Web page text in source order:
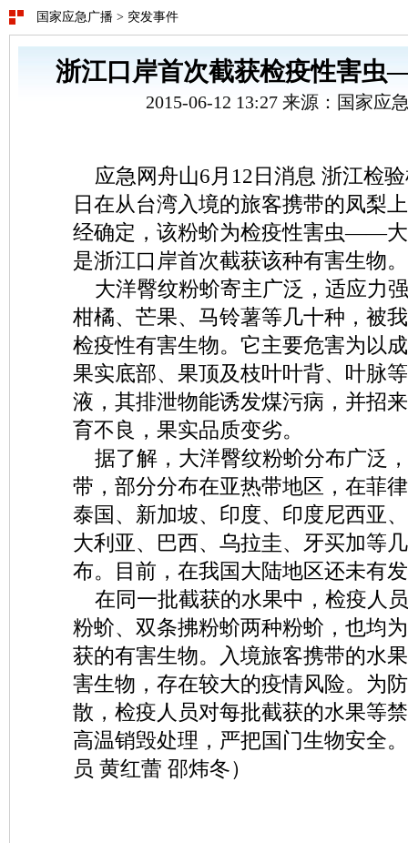
国家应急广播 > 突发事件
浙江口岸首次截获检疫性害
2015-06-12 13:27 来源：国家应
应急网舟山6月12日消息 浙江检
日在从台湾入境的旅客携带的凤梨
经确定，该粉蚧为检疫性害虫——
是浙江口岸首次截获该种有害生物。
大洋臀纹粉蚧寄主广泛，适应力
柑橘、芒果、马铃薯等几十种，被
检疫性有害生物。它主要危害为以
果实底部、果顶及枝叶叶背、叶脉
液，其排泄物能诱发煤污病，并招
育不良，果实品质变劣。
据了解，大洋臀纹粉蚧分布广泛
带，部分分布在亚热带地区，在菲
泰国、新加坡、印度、印度尼西亚
大利亚、巴西、乌拉圭、牙买加等
布。目前，在我国大陆地区还未有
在同一批截获的水果中，检疫人
粉蚧、双条拂粉蚧两种粉蚧，也均
获的有害生物。入境旅客携带的水
害生物，存在较大的疫情风险。为
散，检疫人员对每批截获的水果等
高温销毁处理，严把国门生物安全
员 黄红蕾 邵炜冬）